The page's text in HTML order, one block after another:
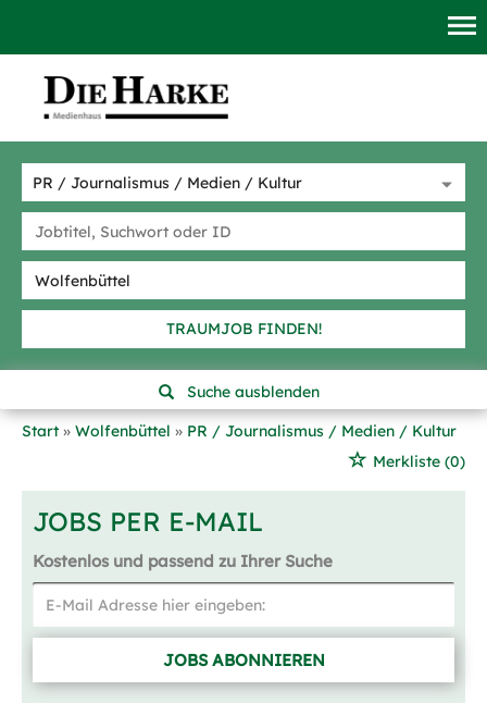
TRAUMJOB FINDEN!
Suche ausblenden
Start
Wolfenbüttel
PR / Journalismus / Medien / Kultur
Merkliste (0)
JOBS PER E-MAIL
Kostenlos und passend zu Ihrer Suche
JOBS ABONNIEREN